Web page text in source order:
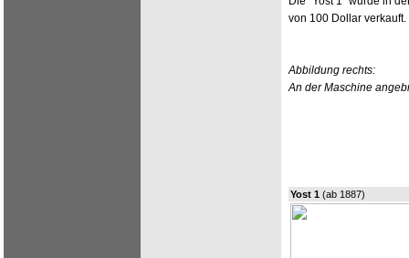
von 100 Dollar verkauft.
Abbildung rechts:
An der Maschine
Yost 1 (ab 1887)